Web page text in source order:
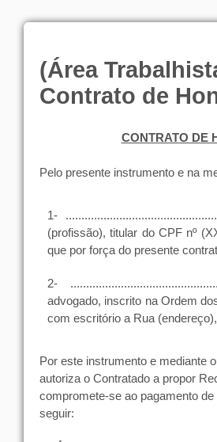
(Área
Contrato de
CONTRATO DE
Pelo presente instrumento e na
1-
(profissão), titular do CPF nº
que por força do presente
2-
advogado, inscrito na Ordem
com escritório a Rua
Por este instrumento e mediante
autoriza o Contratado a propor
compromete-se ao pagamento
seguir: